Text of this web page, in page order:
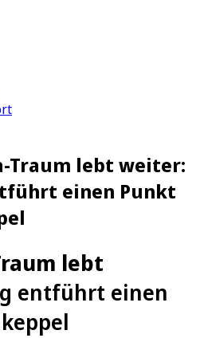
Traum lebt weiter:
einen Punkt
lebt
entführt einen